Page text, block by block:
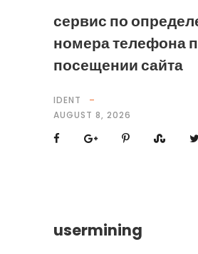
сервис по
номера телефона
посещении сайта
IDENT
AUGUST 8, 2026
usermining